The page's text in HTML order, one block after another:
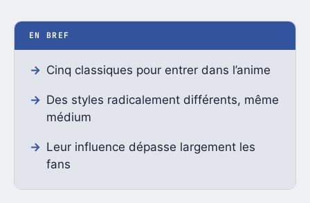
EN BREF
Cinq classiques pour entrer dans l’anime
Des styles radicalement différents, même
médium
Leur influence dépasse largement les
fans